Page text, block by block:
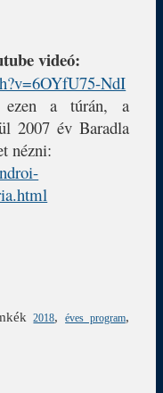
videó:
NdI
ezen a túrán, a
2007 év Baradla
nézni:
2018,éves program,